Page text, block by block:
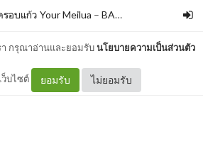
า กรุณาอ่านและยอมรับนโยบายความเป็นส่วนตัว
ว็บไซต์ ยอมรับ ไม่ยอมรับ
รอบแก้ว Your Meilua – BANLUEBOOKS
1